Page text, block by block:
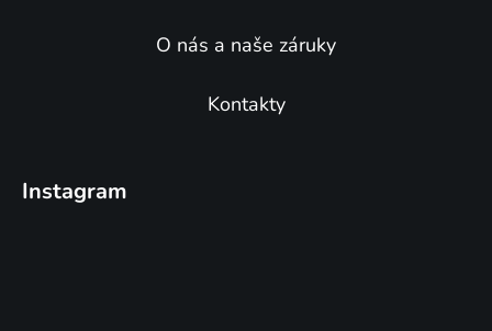
O nás a naše záruky
Kontakty
Instagram